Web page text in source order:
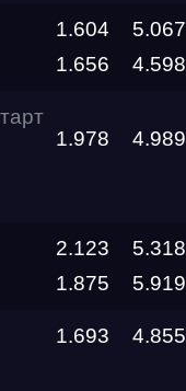
1.604 5.067
1.656 4.598
1.978 4.989
2.123 5.318
1.875 5.919
1.693 4.855